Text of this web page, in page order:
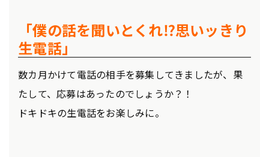
「僕の話を聞いとくれ⁉思いッきり
生電話」
数カ月かけて電話の相手を募集してきましたが、果
たして、応募はあったのでしょうか？！
ドキドキの生電話をお楽しみに。